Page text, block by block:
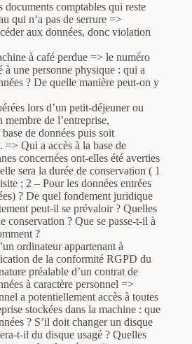
documents comptables qui reste
qui n’a pas de serrure =>
aux données, donc violation
à café perdue => le numéro
à une personne physique : qui a
? De quelle manière peut-on y
lors d’un petit-déjeuner ou
de l’entreprise,
de données puis soit
=> Qui a accès à la base de
concernées ont-elles été averties
sera la durée de conservation ( 1
; 2 – Pour les données entrées
? De quel fondement juridique
peut-il se prévaloir ? Quelles
conservation ? Que se passe-t-il à
?
ordinateur appartenant à
de la conformité RGPD du
préalable d’un contrat de
à caractère personnel =>
a potentiellement accès à toutes
stockées dans la machine : que
? S’il doit changer un disque
t-il du disque usagé ? Quelles